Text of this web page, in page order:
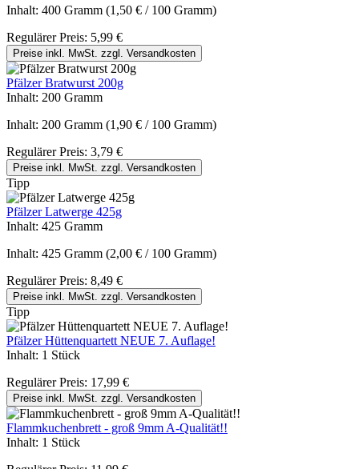
Inhalt: 400 Gramm (1,50 € / 100 Gramm)
Regulärer Preis: 5,99 €
Preise inkl. MwSt. zzgl. Versandkosten
Pfälzer Bratwurst 200g
Inhalt: 200 Gramm
Inhalt: 200 Gramm (1,90 € / 100 Gramm)
Regulärer Preis: 3,79 €
Preise inkl. MwSt. zzgl. Versandkosten
Tipp
Pfälzer Latwerge 425g
Inhalt: 425 Gramm
Inhalt: 425 Gramm (2,00 € / 100 Gramm)
Regulärer Preis: 8,49 €
Preise inkl. MwSt. zzgl. Versandkosten
Tipp
Pfälzer Hüttenquartett NEUE 7. Auflage!
Inhalt: 1 Stück
Regulärer Preis: 17,99 €
Preise inkl. MwSt. zzgl. Versandkosten
Flammkuchenbrett - groß 9mm A-Qualität!!
Inhalt: 1 Stück